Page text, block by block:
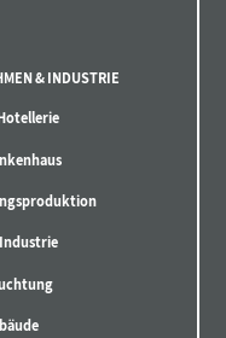
& INDUSTRIE